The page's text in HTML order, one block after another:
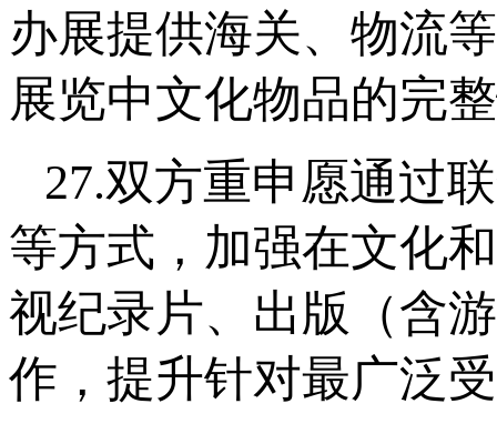
办展提供海关、物流
展览中文化物品的完
27.双方重申愿通过
等方式，加强在文化
视纪录片、出版（含
作，提升针对最广泛